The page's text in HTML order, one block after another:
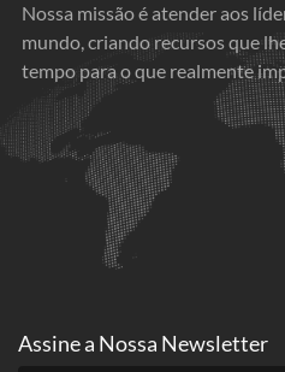
Nossa missão é atender aos
mundo, criando recursos que
tempo para o que realmente
Assine a Nossa Newsletter